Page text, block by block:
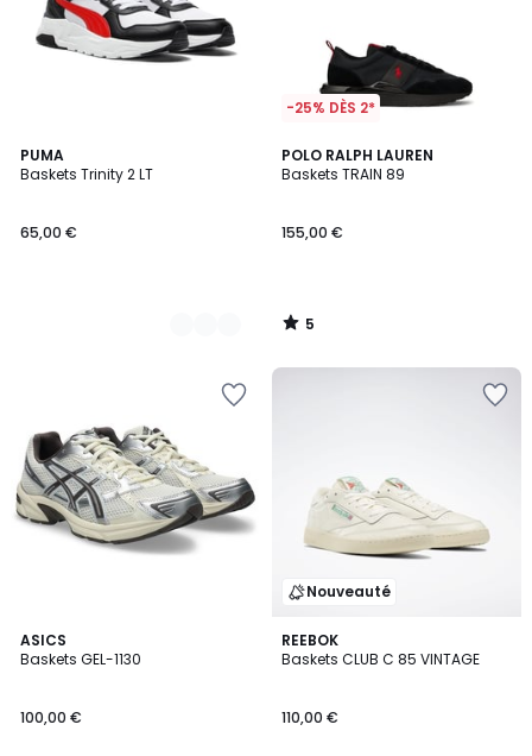
PUMA
Baskets Trinity 2 LT
65,00 €
2
Couleurs
-25% DÈS 2*
POLO RALPH LAUREN
Baskets TRAIN 89
155,00 €
5
/
5
/
ASICS
Baskets GEL-1130
100,00 €
4,8
/ 5
3
Couleurs
Nouveauté
REEBOK
Baskets CLUB C 85 VINTAGE
110,00 €
4,7
/ 5